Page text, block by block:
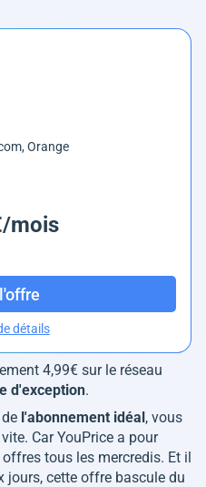
Orange
mois
détails
4,99€ sur le réseau
d'exception.
l'abonnement idéal, vous
Car YouPrice a pour
tous les mercredis. Et il
jours, cette offre bascule du